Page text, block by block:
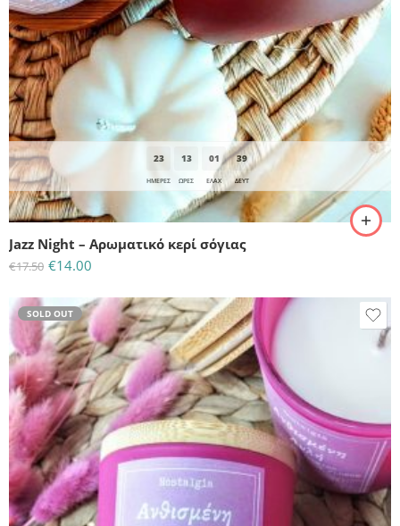
23
ΗΜΈΡΕΣ
13
ΩΡΕΣ
01
ΕΛΆΧ
38
ΔΕΥΤ
Jazz Night – Αρωματικό κερί σόγιας
€17.50 €14.00
SOLD OUT